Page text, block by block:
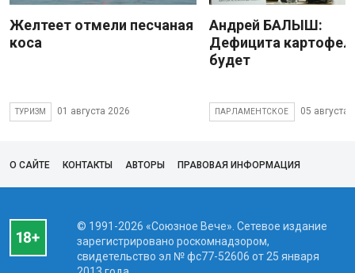
Желтеет отмели песчаная
коса
ТУРИЗМ 01 августа 2026
Андрей БАЛЫШ:
Дефицита
будет
ПАРЛАМЕНТСКОЕ 05 августа
О САЙТЕ КОНТАКТЫ АВТОРЫ ПРАВОВАЯ ИНФОРМАЦИЯ
© 1991-2026 «Союзное Вече». Сетевое издание
зарегистрировано роскомнадзором,
свидетельство эл № фc77-52606 от 25 января